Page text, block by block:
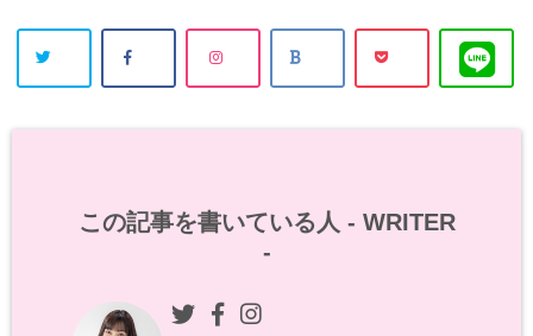
この記事を書いている人 - WRITER
-